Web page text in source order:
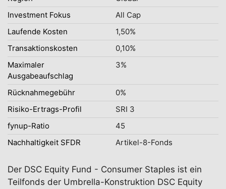
Investment Fokus
All Cap
Laufende Kosten
1,50%
Transaktionskosten
0,10%
Maximaler
Ausgabeaufschlag
3%
Rücknahmegebühr
0%
Risiko-Ertrags-Profil
SRI 3
fynup-Ratio
45
Nachhaltigkeit SFDR
Artikel-8-Fonds
Der DSC Equity Fund - Consumer Staples ist ein
Teilfonds der Umbrella-Konstruktion DSC Equity